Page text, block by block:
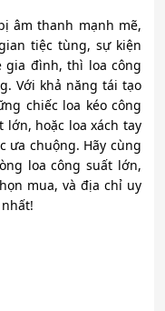
âm thanh mạnh mẽ,
tiệc tùng, sự kiện
gia đình, thì loa công
Với khả năng tái tạo
chiếc loa kéo công
lớn, hoặc loa xách tay
ưa chuộng. Hãy cùng
loa công suất lớn,
mua, và địa chỉ uy